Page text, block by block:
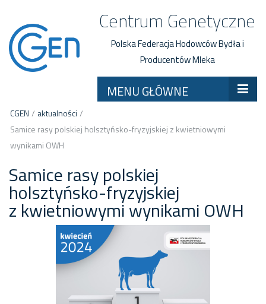
Centrum Genetyczne
Polska Federacja Hodowców Bydła i
Producentów Mleka
MENU GŁÓWNE
CGEN / aktualności /
Samice rasy polskiej holsztyńsko-fryzyjskiej z kwietniowymi
wynikami OWH
Samice rasy polskiej
holsztyńsko-fryzyjskiej
z kwietniowymi wynikami OWH